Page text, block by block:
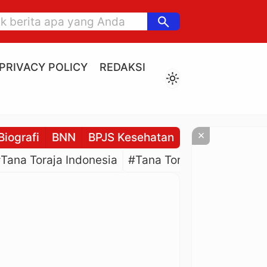
search
PRIVACY POLICY
REDAKSI
light_mode
BNN BPJS Kesehatan BPJS
Toraja Indonesia #Tana Toraja Culture
×